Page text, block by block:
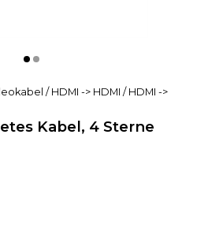
/ HDMI -> HDMI / HDMI ->
Kabel, 4 Sterne